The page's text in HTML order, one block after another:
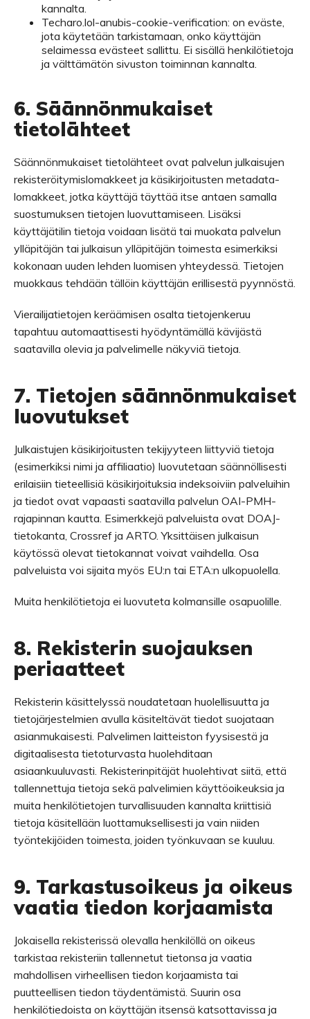
kannalta.
Techaro.lol-anubis-cookie-verification: on eväste,
jota käytetään tarkistamaan, onko käyttäjän
selaimessa evästeet sallittu. Ei sisällä henkilötietoja
ja välttämätön sivuston toiminnan kannalta.
6. Säännönmukaiset
tietolähteet
Säännönmukaiset tietolähteet ovat palvelun julkaisujen
rekisteröitymislomakkeet ja käsikirjoitusten metadata-
lomakkeet, jotka käyttäjä täyttää itse antaen samalla
suostumuksen tietojen luovuttamiseen. Lisäksi
käyttäjätilin tietoja voidaan lisätä tai muokata palvelun
ylläpitäjän tai julkaisun ylläpitäjän toimesta esimerkiksi
kokonaan uuden lehden luomisen yhteydessä. Tietojen
muokkaus tehdään tällöin käyttäjän erillisestä pyynnöstä.
Vierailijatietojen keräämisen osalta tietojenkeruu
tapahtuu automaattisesti hyödyntämällä kävijästä
saatavilla olevia ja palvelimelle näkyviä tietoja.
7. Tietojen säännönmukaiset
luovutukset
Julkaistujen käsikirjoitusten tekijyyteen liittyviä tietoja
(esimerkiksi nimi ja affiliaatio) luovutetaan säännöllisesti
erilaisiin tieteellisiä käsikirjoituksia indeksoiviin palveluihin
ja tiedot ovat vapaasti saatavilla palvelun OAI-PMH-
rajapinnan kautta. Esimerkkejä palveluista ovat DOAJ-
tietokanta, Crossref ja ARTO. Yksittäisen julkaisun
käytössä olevat tietokannat voivat vaihdella. Osa
palveluista voi sijaita myös EU:n tai ETA:n ulkopuolella.
Muita henkilötietoja ei luovuteta kolmansille osapuolille.
8. Rekisterin suojauksen
periaatteet
Rekisterin käsittelyssä noudatetaan huolellisuutta ja
tietojärjestelmien avulla käsiteltävät tiedot suojataan
asianmukaisesti. Palvelimen laitteiston fyysisestä ja
digitaalisesta tietoturvasta huolehditaan
asiaankuuluvasti. Rekisterinpitäjät huolehtivat siitä, että
tallennettuja tietoja sekä palvelimien käyttöoikeuksia ja
muita henkilötietojen turvallisuuden kannalta kriittisiä
tietoja käsitellään luottamuksellisesti ja vain niiden
työntekijöiden toimesta, joiden työnkuvaan se kuuluu.
9. Tarkastusoikeus ja oikeus
vaatia tiedon korjaamista
Jokaisella rekisterissä olevalla henkilöllä on oikeus
tarkistaa rekisteriin tallennetut tietonsa ja vaatia
mahdollisen virheellisen tiedon korjaamista tai
puutteellisen tiedon täydentämistä. Suurin osa
henkilötiedoista on käyttäjän itsensä katsottavissa ja